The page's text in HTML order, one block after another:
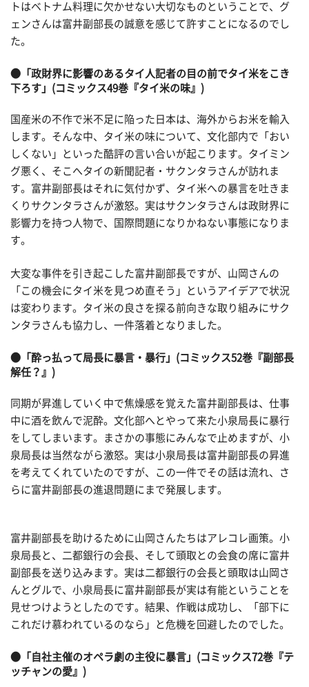
トはベトナム料理に欠かせない大切なものということで、グ
ェンさんは富井副部長の誠意を感じて許すことになるのでし
た。
●「政財界に影響のあるタイ人記者の目の前でタイ米をこき
下ろす」(コミックス49巻『タイ米の味』)
国産米の不作で米不足に陥った日本は、海外からお米を輸入
します。そんな中、タイ米の味について、文化部内で「おい
しくない」といった酷評の言い合いが起こります。タイミン
グ悪く、そこへタイの新聞記者・サクンタラさんが訪れま
す。富井副部長はそれに気付かず、タイ米への暴言を吐きま
くりサクンタラさんが激怒。実はサクンタラさんは政財界に
影響力を持つ人物で、国際問題になりかねない事態になりま
す。
大変な事件を引き起こした富井副部長ですが、山岡さんの
「この機会にタイ米を見つめ直そう」というアイデアで状況
は変わります。タイ米の良さを探る前向きな取り組みにサク
ンタラさんも協力し、一件落着となりました。
●「酔っ払って局長に暴言・暴行」(コミックス52巻『副部長
解任？』)
同期が昇進していく中で焦燥感を覚えた富井副部長は、仕事
中に酒を飲んで泥酔。文化部へとやって来た小泉局長に暴行
をしてしまいます。まさかの事態にみんなで止めますが、小
泉局長は当然ながら激怒。実は小泉局長は富井副部長の昇進
を考えてくれていたのですが、この一件でその話は流れ、さ
らに富井副部長の進退問題にまで発展します。
富井副部長を助けるために山岡さんたちはアレコレ画策。小
泉局長と、二都銀行の会長、そして頭取との会食の席に富井
副部長を送り込みます。実は二都銀行の会長と頭取は山岡さ
んとグルで、小泉局長に富井副部長が実は有能ということを
見せつけようとしたのです。結果、作戦は成功し、「部下に
これだけ慕われているのなら」と危機を回避したのでした。
●「自社主催のオペラ劇の主役に暴言」(コミックス72巻『テ
ッチャンの愛』)